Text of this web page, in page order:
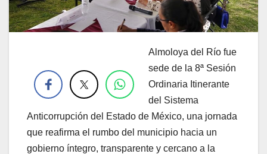
Almoloya del Río fue
sede de la 8ª Sesión
Ordinaria Itinerante
del Sistema
Anticorrupción del Estado de México, una jornada
que reafirma el rumbo del municipio hacia un
gobierno íntegro, transparente y cercano a la